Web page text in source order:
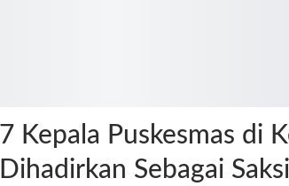
7 Kepala Puskesmas di
Dihadirkan Sebagai